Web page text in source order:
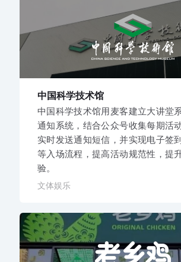
中国科学技术馆
中国科学技术馆用麦客建立大讲堂
通知系统，结合公众号收集每期活
实时发送通知短信，并实现电子签
等入场流程，提高活动规范性，提
验。
文体娱乐